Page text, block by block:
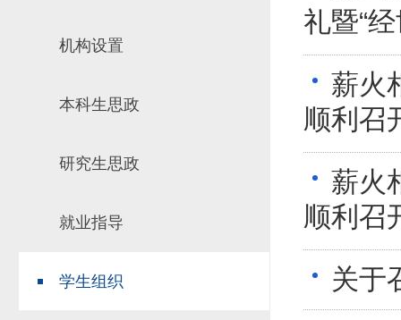
对外交流
培养计划
推荐免试研究生
机构设置
本科生思政
研究生思政
就业指导
学生组织
礼暨“
薪火
顺利召
薪火
顺利召
关于